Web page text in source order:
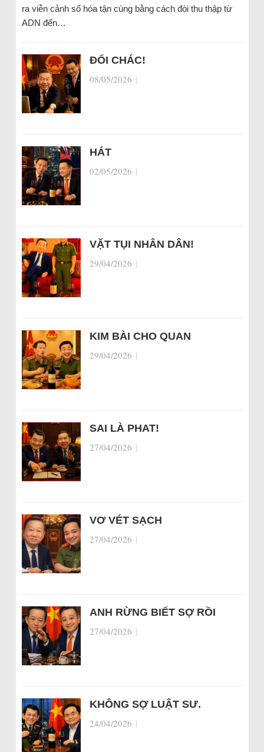
ra viễn cảnh số hóa tận cùng bằng cách đòi thu thập từ
ADN đến…
ĐỔI CHÁC!
08/05/2026 |
HÁT
02/05/2026 |
VẶT TỤI NHÂN DÂN!
29/04/2026 |
KIM BÀI CHO QUAN
29/04/2026 |
SAI LÀ PHAT!
27/04/2026 |
VƠ VÉT SẠCH
27/04/2026 |
ANH RỪNG BIẾT SỢ RỒI
27/04/2026 |
KHÔNG SỢ LUẬT SƯ.
24/04/2026 |